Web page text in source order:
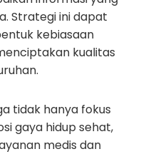
Strategi ini dapat
kebiasaan
kualitas
tidak hanya fokus
gaya hidup sehat,
medis dan